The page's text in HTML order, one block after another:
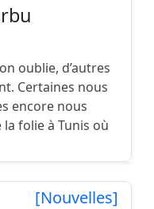
oublie, d’autres
Certaines nous
encore nous
la folie à Tunis où
[Nouvelles]